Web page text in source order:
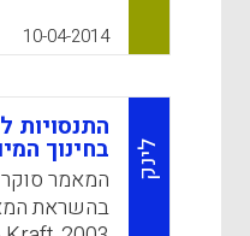
הלמידה.
מאגד את
המאמר
תקשורת
הוא בעל
משתף
10-04-2014
לינק
התנסויות
בחינוך
המאמר